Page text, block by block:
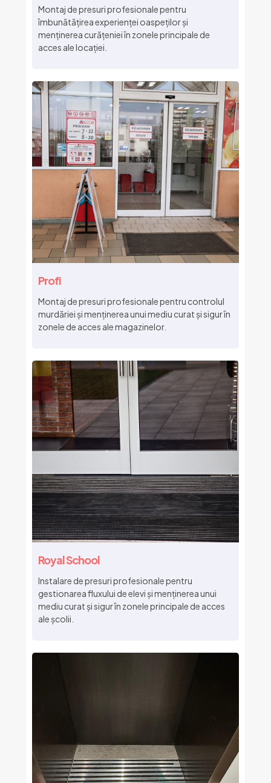
Montaj de presuri profesionale pentru
îmbunătățirea experienței oaspeților și
menținerea curățeniei în zonele principale de
acces ale locației.
Profi
Montaj de presuri profesionale pentru controlul
murdăriei și menținerea unui mediu curat și sigur în
zonele de acces ale magazinelor.
Royal School
Instalare de presuri profesionale pentru
gestionarea fluxului de elevi și menținerea unui
mediu curat și sigur în zonele principale de acces
ale școlii.